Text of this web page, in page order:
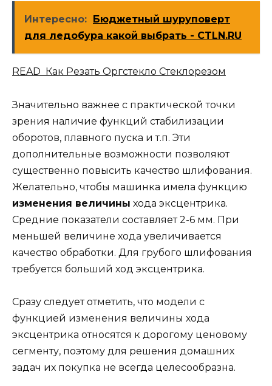
Интересно:
Бюджетный шуруповерт
для ледобура какой выбрать - CTLN.RU
READ Как Резать Оргстекло Стеклорезом
Значительно важнее с практической точки
зрения наличие функций стабилизации
оборотов, плавного пуска и т.п. Эти
дополнительные возможности позволяют
существенно повысить качество шлифования.
Желательно, чтобы машинка имела функцию
изменения величины хода эксцентрика.
Средние показатели составляет 2-6 мм. При
меньшей величине хода увеличивается
качество обработки. Для грубого шлифования
требуется больший ход эксцентрика.
Сразу следует отметить, что модели с
функцией изменения величины хода
эксцентрика относятся к дорогому ценовому
сегменту, поэтому для решения домашних
задач их покупка не всегда целесообразна.